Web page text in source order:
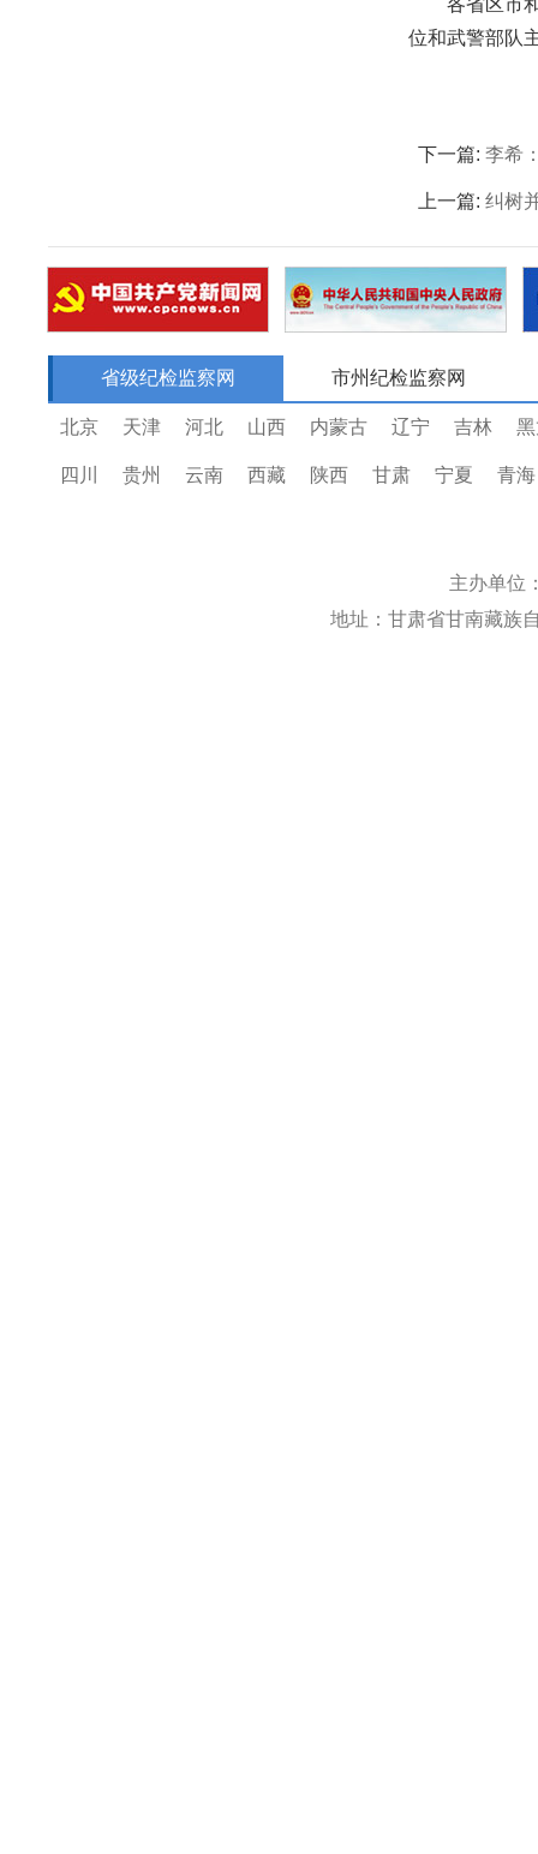
各省区市
位和武警部队
下一篇: 李希
上一篇: 纠树
省级纪检监察网 市州纪检监察网
北京 天津 河北 山西 内蒙古 辽宁 吉林
四川 贵州 云南 西藏 陕西 甘肃 宁夏 青海
主办单位
地址：甘肃省甘南藏族